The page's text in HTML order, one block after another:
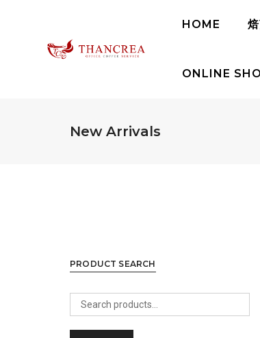
HOME
ONLINE
New Arrivals
PRODUCT SEARCH
Search